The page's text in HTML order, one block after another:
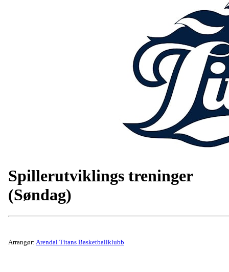
Spillerutviklings treninger
(Søndag)
Arrangør: Arendal Titans Basketballklubb